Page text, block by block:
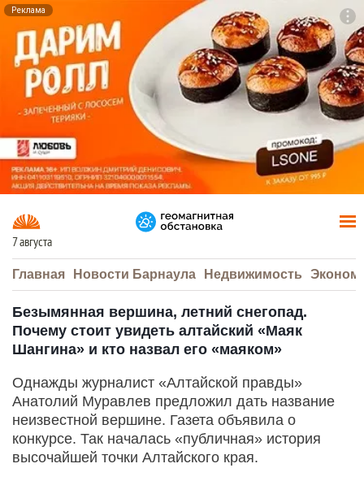
Реклама
7 августа
Главная Новости Барнаула Недвижимость
Безымянная вершина, летний снегопад.
Почему стоит увидеть алтайский «Маяк
Шангина» и кто назвал его «маяком»
Однажды журналист «Алтайской правды»
Анатолий Муравлев предложил дать название
неизвестной вершине. Газета объявила о
конкурсе. Так началась «публичная» история
высочайшей точки Алтайского края.